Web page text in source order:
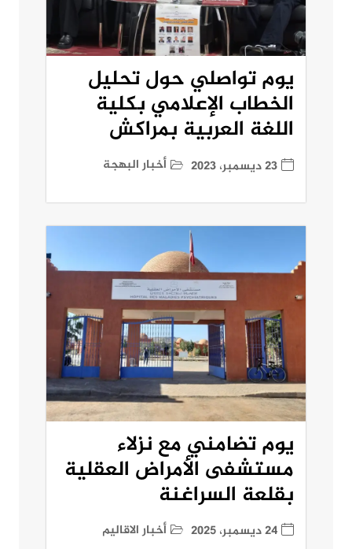
يوم تواصلي حول تحليل
الخطاب الإعلامي بكلية
اللغة العربية بمراكش
23 ديسمبر، 2023 أخبار البهجة
يوم تضامني مع نزلاء
مستشفى الأمراض العقلية
بقلعة السراغنة
24 ديسمبر، 2025 أخبار الاقاليم